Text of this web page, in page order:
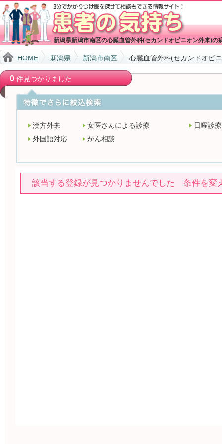
新潟県新潟市南区の心臓血管外科(セカンドオピニオン外来)の
HOME 新潟県 新潟市南区 心臓血管外科(セカンドオピ
0件見つかりました
漢方外来 女医さんによる診療
日曜診療
外国語対応
がん相談
該当する登録が見つかりませんでした 条件を